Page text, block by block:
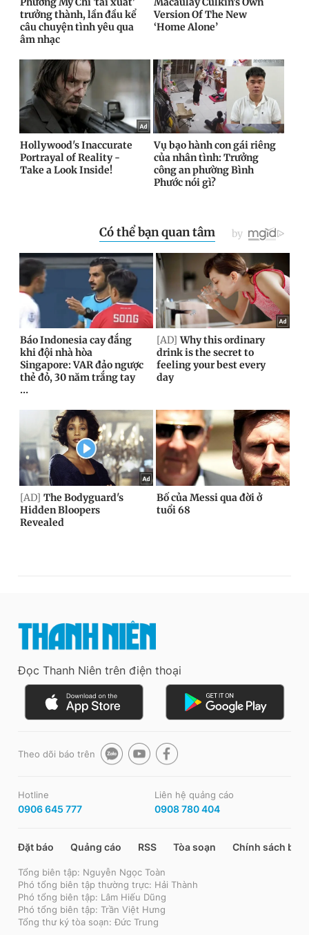
Đọc Thanh Niên trên điện thoại
Theo dõi báo trên
Hotline
0906 645 777
Liên hệ quảng cáo
0908 780 404
Đặt báo Quảng cáo RSS Tòa soạn Chính sách bảo
Tổng biên tập: Nguyễn Ngọc Toàn
Phó tổng biên tập thường trực: Hải Thành
Phó tổng biên tập: Lâm Hiếu Dũng
Phó tổng biên tập: Trần Việt Hưng
Tổng thư ký tòa soạn: Đức Trung